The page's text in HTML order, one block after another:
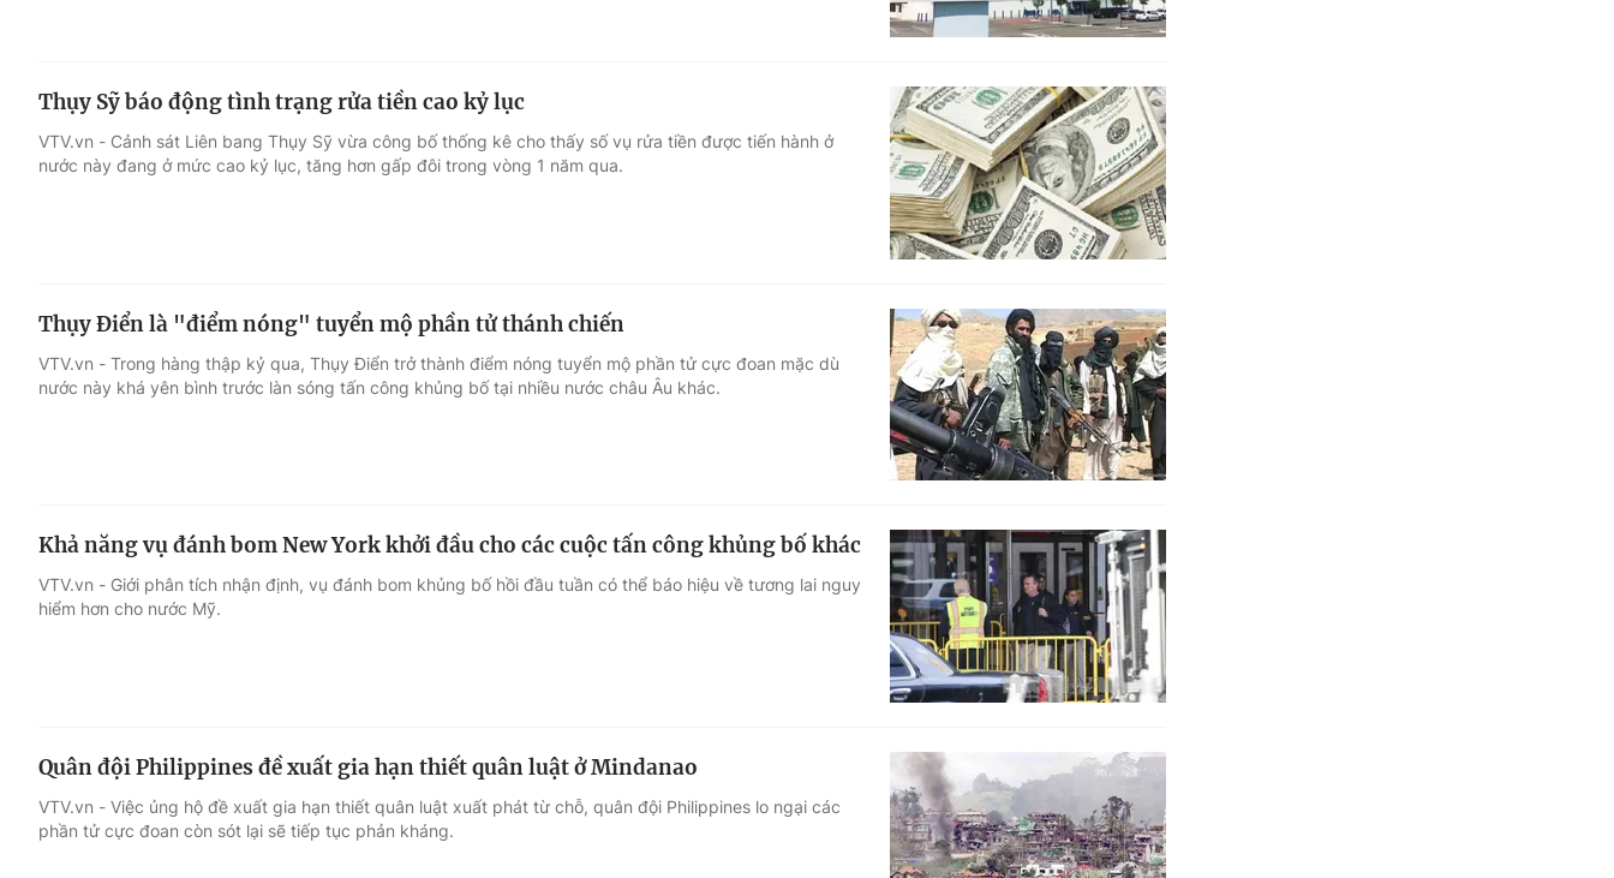
Thụy Sỹ báo động tình trạng rửa tiền cao kỷ lục
VTV.vn - Cảnh sát Liên bang Thụy Sỹ vừa công bố thống kê cho thấy số vụ rửa tiền được tiến hành ở
nước này đang ở mức cao kỷ lục, tăng hơn gấp đôi trong vòng 1 năm qua.
Thụy Điển là "điểm nóng" tuyển mộ phần tử thánh chiến
VTV.vn - Trong hàng thập kỷ qua, Thụy Điển trở thành điểm nóng tuyển mộ phần tử cực đoan mặc dù
nước này khá yên bình trước làn sóng tấn công khủng bố tại nhiều nước châu Âu khác.
Khả năng vụ đánh bom New York khởi đầu cho các cuộc tấn công khủng bố khác
VTV.vn - Giới phân tích nhận định, vụ đánh bom khủng bố hồi đầu tuần có thể báo hiệu về tương lai nguy
hiểm hơn cho nước Mỹ.
Quân đội Philippines đề xuất gia hạn thiết quân luật ở Mindanao
VTV.vn - Việc ủng hộ đề xuất gia hạn thiết quân luật xuất phát từ chỗ, quân đội Philippines lo ngại các
phần tử cực đoan còn sót lại sẽ tiếp tục phản kháng.